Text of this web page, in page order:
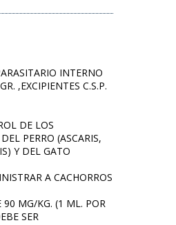
INTERNO
,EXCIPIENTES C.S.P.
DE LOS
PERRO (ASCARIS,
Y DEL GATO
A CACHORROS
MG/KG. (1 ML. POR
SER